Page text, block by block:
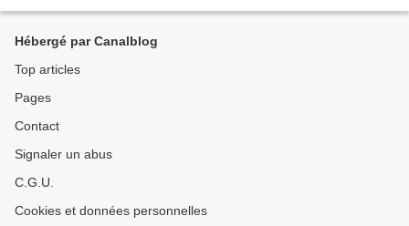
Hébergé par Canalblog
Top articles
Pages
Contact
Signaler un abus
C.G.U.
Cookies et données personnelles